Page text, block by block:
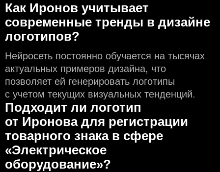
Как Иронов учитывает
современные тренды в дизайне
логотипов?
Нейросеть постоянно обучается на тысячах
актуальных примеров дизайна, что
позволяет ей генерировать логотипы
с учeтом текущих визуальных тенденций.
Подходит ли логотип
от Иронова для регистрации
товарного знака в сфере
«Электрическое
оборудование»?